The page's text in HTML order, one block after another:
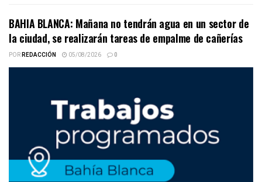
BAHIA BLANCA: Mañana no tendrán agua en un sector de
la ciudad, se realizarán tareas de empalme de cañerías
PORREDACCIÓN 05/08/2026 0